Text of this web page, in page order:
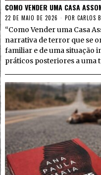
COMO VENDER UMA CASA
22 DE MAIO DE 2026 POR CARLOS
“Como Vender uma Casa
narrativa de terror que se
familiar e de uma situação
práticos posteriores a uma